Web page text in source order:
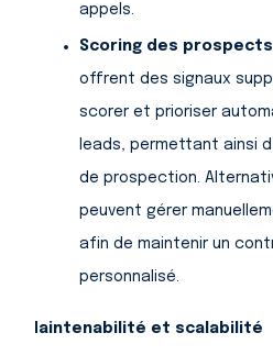
appels.
Scoring des prospects
offrent des signaux
scorer et prioriser
leads, permettant ainsi
de prospection.
peuvent gérer
afin de maintenir un
personnalisé.
Maintenabilité et scalabilité